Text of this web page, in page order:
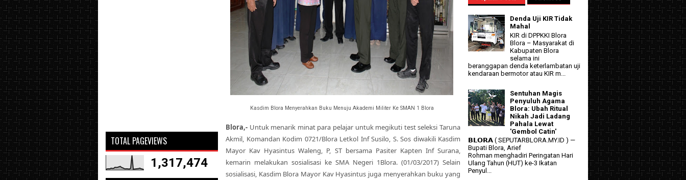
Kasdim Blora Menyerahkan Buku Menuju Akademi Militer Ke SMAN 1 Blora
Blora,- Untuk menarik minat para pelajar untuk megikuti test seleksi Taruna
Akmil, Komandan Kodim 0721/Blora Letkol Inf Susilo, S. Sos diwakili Kasdim
Mayor Kav Hyasintus Waleng, P, ST bersama Pasiter Kapten Inf Surana,
kemarin melakukan sosialisasi ke SMA Negeri 1Blora. (01/03/2017) Selain
sosialisasi, Kasdim Blora Mayor Kav Hyasintus juga menyerahkan buku yang
TOTAL PAGEVIEWS
1,317,474
Denda Uji KIR Tidak
Mahal
KIR di DPPKKI Blora
Blora – Masyarakat di
Kabupaten Blora
selama ini
beranggapan denda keterlambatan uji
kendaraan bermotor atau KIR m...
Sentuhan Magis
Penyuluh Agama
Blora: Ubah Ritual
Nikah Jadi Ladang
Pahala Lewat
'Gembol Catin'
𝗕𝗟𝗢𝗥𝗔 ( SEPUTARBLORA.MY.ID ) —
Bupati Blora, Arief
Rohman menghadiri Peringatan Hari
Ulang Tahun (HUT) ke-3 Ikatan
Penyul...